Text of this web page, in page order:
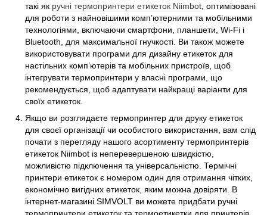
такі як ручні термопринтери етикеток Niimbot , оптимізовані
для роботи з найновішими комп’ютерними та мобільними
технологіями, включаючи смартфони, планшети, Wi‑Fi і
Bluetooth, для максимальної гнучкості. Ви також можете
використовувати програми для дизайну етикеток для
настільних комп’ютерів та мобільних пристроїв, щоб
інтегрувати термопринтери у власні програми, що
рекомендується, щоб адаптувати найкращі варіанти для
своїх етикеток.
Якщо ви розглядаєте термопринтер для друку етикеток
для своєї організації чи особистого використання, вам слід
почати з перегляду нашого асортименту термопринтерів
етикеток Niimbot із неперевершеною швидкістю,
можливістю підключення та універсальністю. Термічні
принтери етикеток є номером один для отримання чітких,
економічно вигідних етикеток, яким можна довіряти. В
інтернет-магазині SIMVOLT ви можете придбати ручні